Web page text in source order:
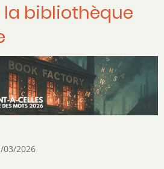
bibliothèque
03/2026